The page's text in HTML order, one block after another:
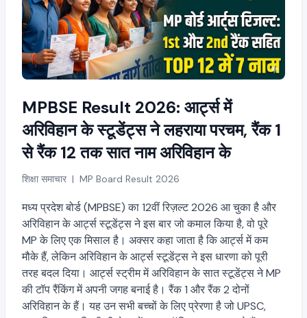
MPBSE Result 2026: आर्ट्स में
अरिविहान के स्टूडेंट्स ने लहराया परचम, रैंक 1
से रैंक 12 तक सात नाम अरिविहान के
शिक्षा समाचार | MP Board Result 2026
मध्य प्रदेश बोर्ड (MPBSE) का 12वीं रिज़ल्ट 2026 आ चुका है और
अरिविहान के आर्ट्स स्टूडेंट्स ने इस बार जो कमाल किया है, वो पूरे
MP के लिए एक मिसाल है। अक्सर कहा जाता है कि आर्ट्स में कम
मौके हैं, लेकिन अरिविहान के आर्ट्स स्टूडेंट्स ने इस धारणा को पूरी
तरह बदल दिया। आर्ट्स स्ट्रीम में अरिविहान के सात स्टूडेंट्स ने MP
की टॉप रैंकिंग में अपनी जगह बनाई है। रैंक 1 और रैंक 2 दोनों
अरिविहान के हैं। यह उन सभी बच्चों के लिए प्रेरणा है जो UPSC,